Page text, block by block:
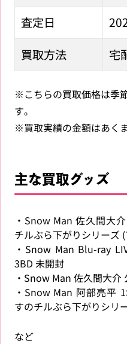
査定日
買取方法
宅
※こちらの買取価格は季
す。
※買取実績の金額はあく
主な買取グッズ
・Snow Man 佐久間大
チルぶら下がりシリーズ
・Snow Man Blu-ray
3BD 未開封
・Snow Man 佐久間大
・Snow Man 阿部亮平
すのチルぶら下がりシリ
など